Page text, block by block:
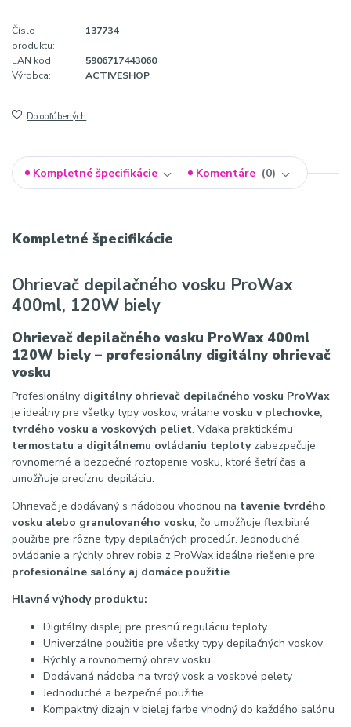
Číslo
produktu:
137734
EAN kód:
5906717443060
Výrobca:
ACTIVESHOP
Do obľúbených
Kompletné špecifikácie Komentáre 0
Kompletné špecifikácie
Ohrievač depilačného vosku ProWax
400ml, 120W biely
Ohrievač depilačného vosku ProWax 400ml
120W biely – profesionálny digitálny ohrievač
vosku
Profesionálny digitálny ohrievač depilačného vosku ProWax
je ideálny pre všetky typy voskov, vrátane vosku v plechovke,
tvrdého vosku a voskových peliet. Vďaka praktickému
termostatu a digitálnemu ovládaniu teplotyzabezpečuje
rovnomerné a bezpečné roztopenie vosku, ktoré šetrí čas a
umožňuje precíznu depiláciu.
Ohrievač je dodávaný s nádobou vhodnou na tavenie tvrdého
vosku alebo granulovaného vosku, čo umožňuje flexibilné
použitie pre rôzne typy depilačných procedúr. Jednoduché
ovládanie a rýchly ohrev robia z ProWax ideálne riešenie pre
profesionálne salóny aj domáce použitie.
Hlavné výhody produktu:
Digitálny displej pre presnú reguláciu teploty
Univerzálne použitie pre všetky typy depilačných voskov
Rýchly a rovnomerný ohrev vosku
Dodávaná nádoba na tvrdý vosk a voskové pelety
Jednoduché a bezpečné použitie
Kompaktný dizajn v bielej farbe vhodný do každého salónu